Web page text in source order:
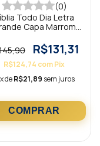
(0)
Todo Dia Letra
Capa Marrom
R$131,31
R$124,74 comPix
x deR$21,89 sem juros